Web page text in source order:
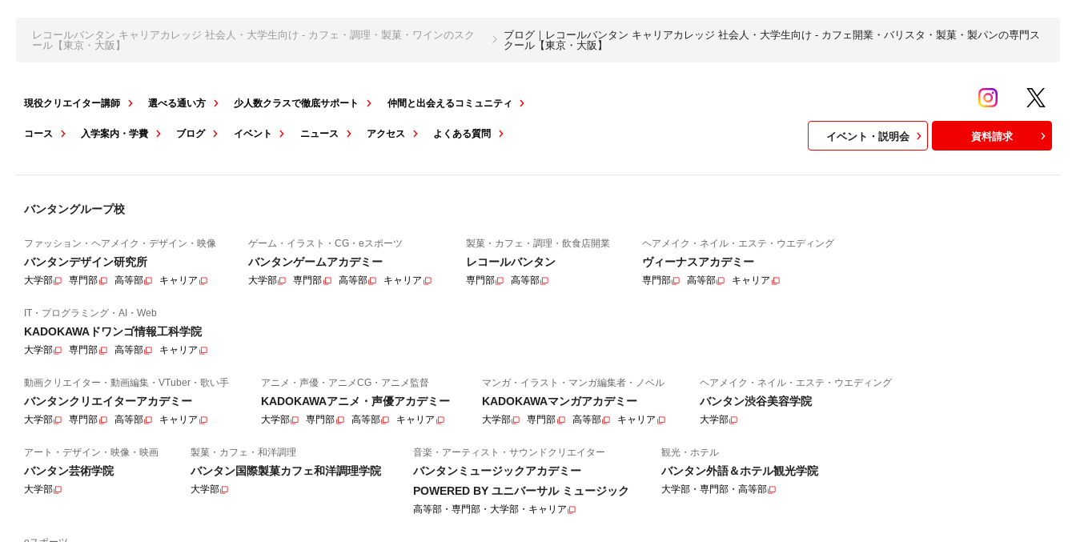
レコールバンタン キャリアカレッジ 社会人・大学生向け - カフェ・調理・製菓・ワインのスク
ール【東京・大阪】
ブログ｜レコールバンタン キャリアカレッジ 社会人・大学生向け - カフェ開業・バリスタ・製菓・製パンの専門ス
クール【東京・大阪】
現役クリエイター講師 選べる通い方 少人数クラスで徹底サポート 仲間と出会えるコミュニティ
コース 入学案内・学費 ブログ イベント ニュース アクセス よくある質問 イベント・説明会 資料請求
バンタングループ校
ファッション・ヘアメイク・デザイン・映像
バンタンデザイン研究所
大学部 専門部 高等部 キャリア
ゲーム・イラスト・CG・eスポーツ
バンタンゲームアカデミー
大学部 専門部 高等部 キャリア
製菓・カフェ・調理・飲食店開業
レコールバンタン
専門部 高等部
ヘアメイク・ネイル・エステ・ウエディング
ヴィーナスアカデミー
専門部 高等部 キャリア
IT・プログラミング・AI・Web
KADOKAWAドワンゴ情報工科学院
大学部 専門部 高等部 キャリア
動画クリエイター・動画編集・VTuber・歌い手
バンタンクリエイターアカデミー
大学部 専門部 高等部 キャリア
アニメ・声優・アニメCG・アニメ監督
KADOKAWAアニメ・声優アカデミー
大学部 専門部 高等部 キャリア
マンガ・イラスト・マンガ編集者・ノベル
KADOKAWAマンガアカデミー
大学部 専門部 高等部 キャリア
ヘアメイク・ネイル・エステ・ウエディング
バンタン渋谷美容学院
大学部
アート・デザイン・映像・映画
バンタン芸術学院
大学部
製菓・カフェ・和洋調理
バンタン国際製菓カフェ和洋調理学院
大学部
音楽・アーティスト・サウンドクリエイター
バンタンミュージックアカデミー
POWERED BY ユニバーサル ミュージック
高等部・専門部・大学部・キャリア
観光・ホテル
バンタン外語＆ホテル観光学院
大学部・専門部・高等部